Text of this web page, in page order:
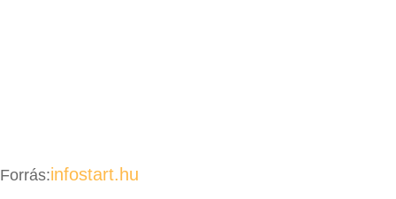
Forrás:infostart.hu